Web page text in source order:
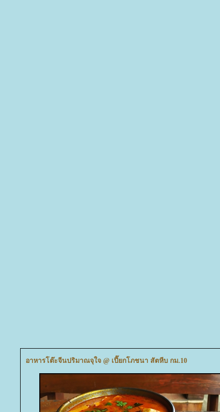
อาหารโต๊ะจีนปริมาณจุใจ @ เปี๊ยกโภชนา สัตหีบ กม.10